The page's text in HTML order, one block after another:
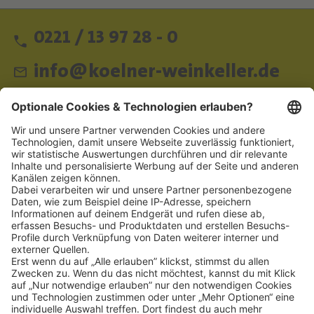
0221 / 13 97 28 - 0
info@koelner-weinkeller.de
Schnellzugriff
ZAHLUNGSMETHODEN
SOCIAL
NEWSLETTER
BESUCHEN SIE UNS